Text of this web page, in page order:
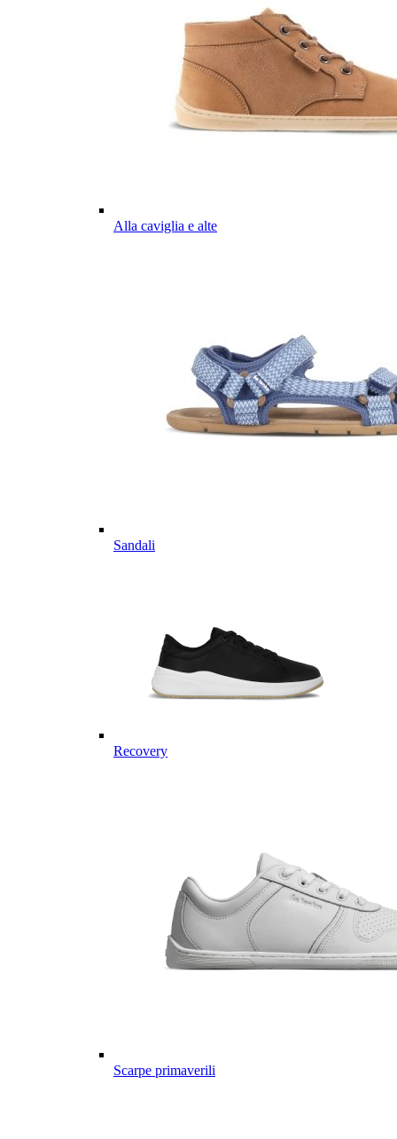
Alla caviglia e alte
Sandali
Recovery
Scarpe primaverili